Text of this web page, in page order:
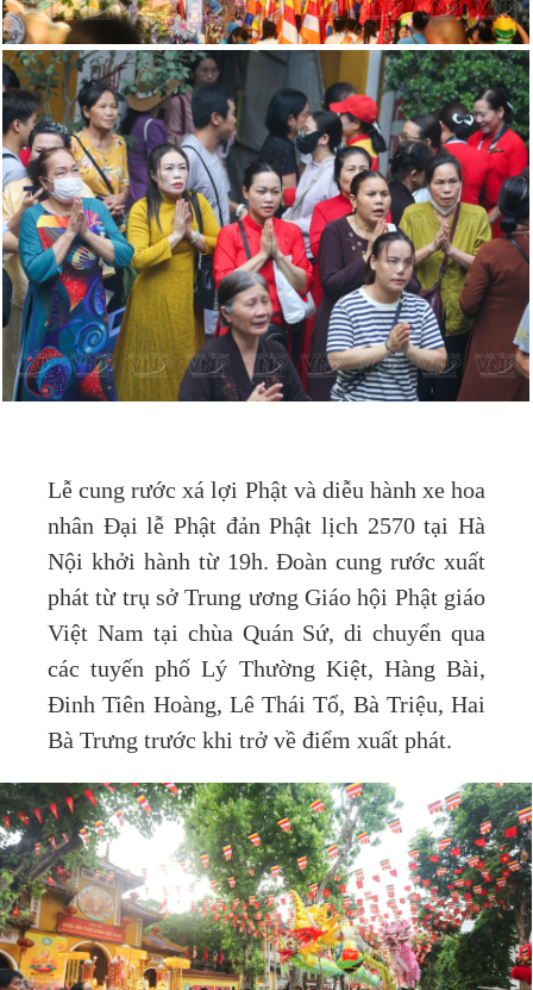
Lễ cung rước xá lợi Phật và diễu hành xe hoa
nhân Đại lễ Phật đản Phật lịch 2570 tại Hà
Nội khởi hành từ 19h. Đoàn cung rước xuất
phát từ trụ sở Trung ương Giáo hội Phật giáo
Việt Nam tại chùa Quán Sứ, di chuyển qua
các tuyến phố Lý Thường Kiệt, Hàng Bài,
Đinh Tiên Hoàng, Lê Thái Tổ, Bà Triệu, Hai
Bà Trưng trước khi trở về điểm xuất phát.